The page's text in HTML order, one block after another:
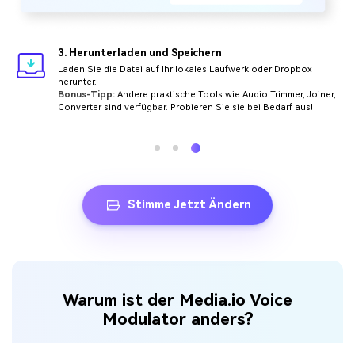
3. Herunterladen und Speichern
Laden Sie die Datei auf Ihr lokales Laufwerk oder Dropbox
herunter.
Bonus-Tipp:Andere praktische Tools wie Audio Trimmer, Joiner,
Converter sind verfügbar. Probieren Sie sie bei Bedarf aus!
Stimme Jetzt Ändern
Warum ist der Media.io Voice
Modulator anders?